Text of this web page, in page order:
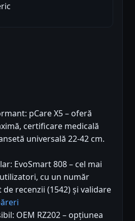
pCare X5 – oferă
certificare medicală
universală 22-42 cm.
EvoSmart 808 – cel mai
cu un număr
recenzii (1542) și validare
OEM RZ202 – opțiunea